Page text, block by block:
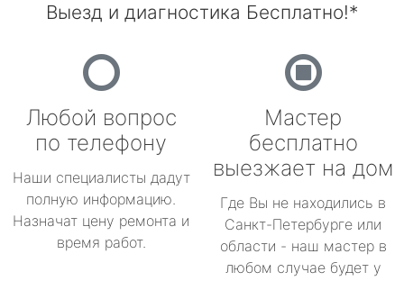
Выезд и диагностика Бесплатно!*
Любой вопрос
по телефону
Наши специалисты дадут
полную информацию.
Назначат цену ремонта и
время работ.
Мастер
бесплатно
выезжает на дом
Где Вы не находились в
Санкт-Петербурге или
области - наш мастер в
любом случае будет у